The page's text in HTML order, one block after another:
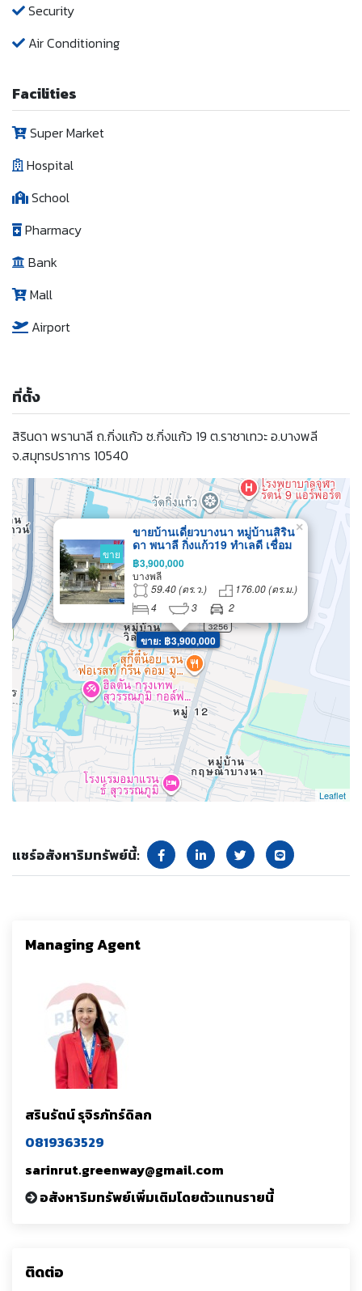
Security
Air Conditioning
Facilities
Super Market
Hospital
School
Pharmacy
Bank
Mall
Airport
ที่ตั้ง
สิรินดา พรานาลี ถ.กิ่งแก้ว ซ.กิ่งแก้ว 19 ต.ราชาเทวะ อ.บางพลี
จ.สมุทรปราการ 10540
ขาย: ฿3,900,000
ขาย
ขายบ้านเดี่ยวบางนา หมู่บ้านสิริน
ดา พนาลี กิ่งแก้ว19 ทำเลดี เชื่อม
ต่อกับ ถนนบางนา-ตราด ถนน
เฉลิมพระเกียรติ ร.9 ลาดกระบัง
สุวรรณภูมิ
฿3,900,000
บางพลี
59.40 (ตร.ว.)
176.00 (ตร.ม.)
4
3 2
×
Leaflet
แชร์อสังหาริมทรัพย์นี้:
Managing Agent
สรินรัตน์ รุจิรภัทร์ดิลก
0819363529
sarinrut.greenway@gmail.com
อสังหาริมทรัพย์เพิ่มเติมโดยตัวแทนรายนี้
ติดต่อ